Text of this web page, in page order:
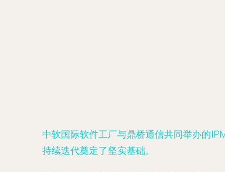
中软国际软件工厂与鼎桥通信共同举办的
持续迭代奠定了坚实基础。